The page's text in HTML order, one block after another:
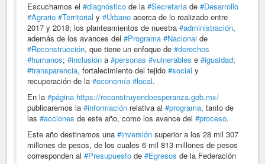
Escuchamos el #diagnóstico de la #Secretaría de #Desarrollo
#Agrario #Territorial y #Urbano acerca de lo realizado entre
2017 y 2018; los planteamientos de nuestra #administración,
además de los avances del #Programa #Nacional de
#Reconstrucción, que tiene un enfoque de #derechos
#humanos; #inclusión a #personas #vulnerables e #igualdad;
#transparencia, fortalecimiento del tejido #social y
recuperación de la #economía #local.
En la #página https://reconstruyendoesperanza.gob.mx/
publicaremos la #información relativa al #programa, tanto de
las #acciones de este año, como los avance del #proceso.
Este año destinamos una #inversión superior a los 28 mil 307
millones de pesos, de los cuales 6 mil 813 millones de pesos
corresponden al #Presupuesto de #Egresos de la Federación